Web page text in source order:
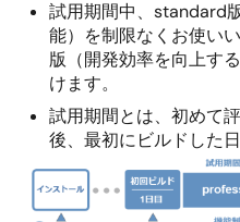
試用期間中、standard
能）を制限なくお使い
版（開発効率を向上す
けます。
試用期間とは、初めて
後、最初にビルドした
画
像